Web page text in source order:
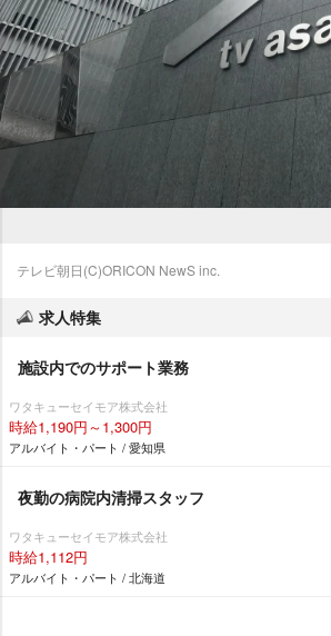
テレビ朝日(C)ORICON NewS inc.
求人特集
施設内でのサポート業務
ワタキューセイモア株式会社
時給1,190円～1,300円
アルバイト・パート / 愛知県
夜勤の病院内清掃スタッフ
ワタキューセイモア株式会社
時給1,112円
アルバイト・パート / 北海道